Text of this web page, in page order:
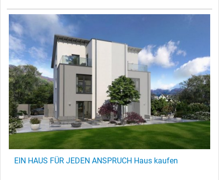
EIN HAUS FÜR JEDEN ANSPRUCH Haus kaufen